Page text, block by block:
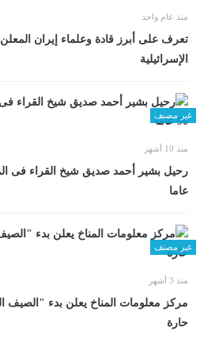
منذ عام واحد
تعرف على أبرز قادة وعلماء إيران
الإسرائيلية
غير مصنف
منذ 10 أشهر
عاما
غير مصنف
منذ 3 أشهر
مركز معلومات المناخ يعلن بدء
حارة